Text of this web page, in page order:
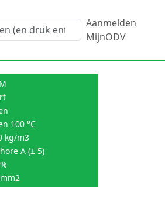
Aanmelden
MijnODV
100 °C
kg/m3
A (± 5)